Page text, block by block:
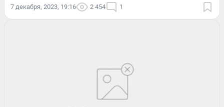
7 декабря, 2023, 19:16 2 454 1